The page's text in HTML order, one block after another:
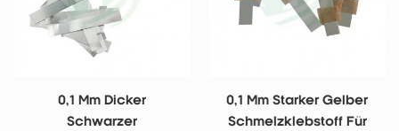
0,1 Mm Dicker
Schwarzer
0,1 Mm Starker Gelber
Schmelzklebstoff Für